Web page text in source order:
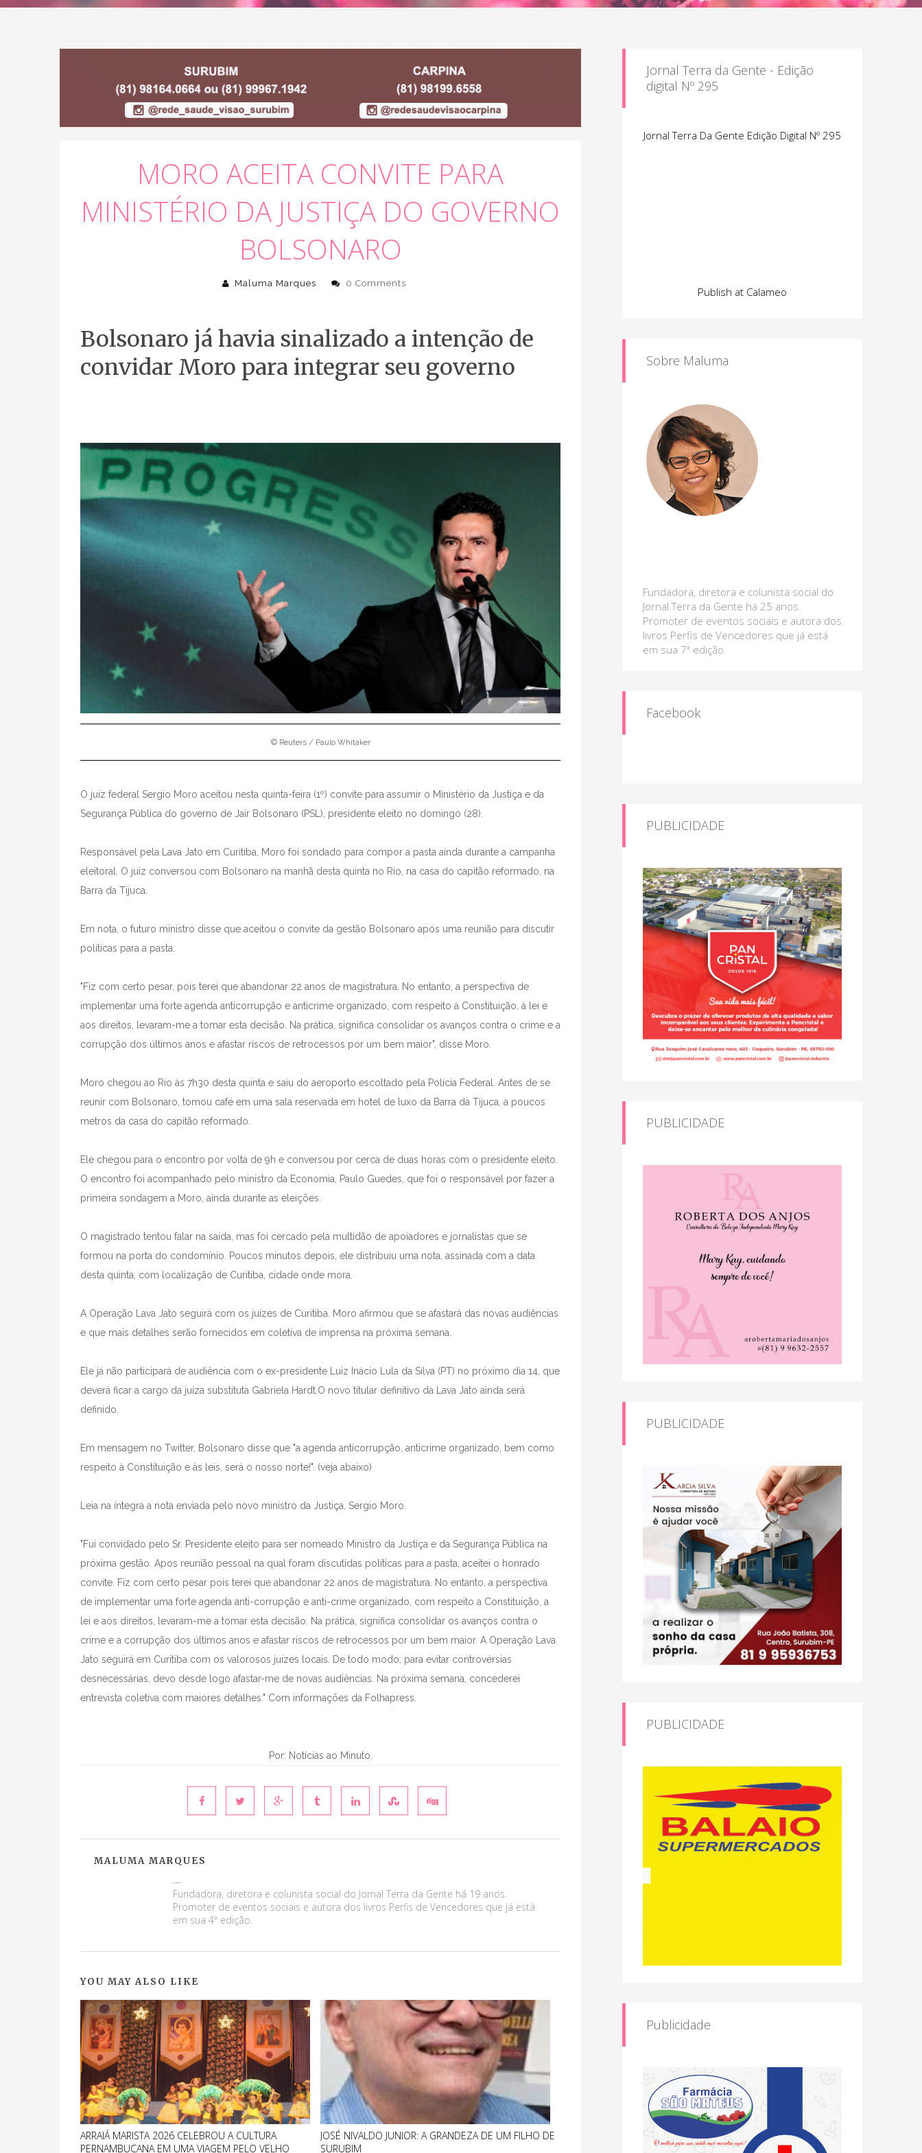
MORO ACEITA CONVITE PARA
MINISTÉRIO DA JUSTIÇA DO GOVERNO
BOLSONARO
Maluma Marques 0 Comments
Bolsonaro já havia sinalizado a intenção de
convidar Moro para integrar seu governo
© Reuters / Paulo Whitaker
O juiz federal Sergio Moro aceitou nesta quinta-feira (1º) convite para assumir o Ministério da Justiça e da
Segurança Pública do governo de Jair Bolsonaro (PSL), presidente eleito no domingo (28).
Responsável pela Lava Jato em Curitiba, Moro foi sondado para compor a pasta ainda durante a campanha
eleitoral. O juiz conversou com Bolsonaro na manhã desta quinta no Rio, na casa do capitão reformado, na
Barra da Tijuca.
Em nota, o futuro ministro disse que aceitou o convite da gestão Bolsonaro após uma reunião para discutir
políticas para a pasta.
"Fiz com certo pesar, pois terei que abandonar 22 anos de magistratura. No entanto, a perspectiva de
implementar uma forte agenda anticorrupção e anticrime organizado, com respeito à Constituição, à lei e
aos direitos, levaram-me a tomar esta decisão. Na prática, significa consolidar os avanços contra o crime e a
corrupção dos últimos anos e afastar riscos de retrocessos por um bem maior", disse Moro.
Moro chegou ao Rio às 7h30 desta quinta e saiu do aeroporto escoltado pela Polícia Federal. Antes de se
reunir com Bolsonaro, tomou café em uma sala reservada em hotel de luxo da Barra da Tijuca, a poucos
metros da casa do capitão reformado.
Ele chegou para o encontro por volta de 9h e conversou por cerca de duas horas com o presidente eleito.
O encontro foi acompanhado pelo ministro da Economia, Paulo Guedes, que foi o responsável por fazer a
primeira sondagem a Moro, ainda durante as eleições.
O magistrado tentou falar na saída, mas foi cercado pela multidão de apoiadores e jornalistas que se
formou na porta do condomínio. Poucos minutos depois, ele distribuiu uma nota, assinada com a data
desta quinta, com localização de Curitiba, cidade onde mora.
A Operação Lava Jato seguirá com os juízes de Curitiba. Moro afirmou que se afastará das novas audiências
e que mais detalhes serão fornecidos em coletiva de imprensa na próxima semana.
Ele já não participará de audiência com o ex-presidente Luiz Inácio Lula da Silva (PT) no próximo dia 14, que
deverá ficar a cargo da juíza substituta Gabriela Hardt.O novo titular definitivo da Lava Jato ainda será
definido.
Em mensagem no Twitter, Bolsonaro disse que "a agenda anticorrupção, anticrime organizado, bem como
respeito à Constituição e às leis, será o nosso norte!". (veja abaixo)
Leia na íntegra a nota enviada pelo novo ministro da Justiça, Sergio Moro.
"Fui convidado pelo Sr. Presidente eleito para ser nomeado Ministro da Justiça e da Segurança Pública na
próxima gestão. Apos reunião pessoal na qual foram discutidas políticas para a pasta, aceitei o honrado
convite. Fiz com certo pesar pois terei que abandonar 22 anos de magistratura. No entanto, a perspectiva
de implementar uma forte agenda anti-corrupção e anti-crime organizado, com respeito a Constituição, a
lei e aos direitos, levaram-me a tomar esta decisão. Na prática, significa consolidar os avanços contra o
crime e a corrupção dos últimos anos e afastar riscos de retrocessos por um bem maior. A Operação Lava
Jato seguirá em Curitiba com os valorosos juízes locais. De todo modo, para evitar controvérsias
desnecessárias, devo desde logo afastar-me de novas audiências. Na próxima semana, concederei
entrevista coletiva com maiores detalhes." Com informações da Folhapress.
Por: Notícias ao Minuto.
MALUMA MARQUES
Fundadora, diretora e colunista social do Jornal Terra da Gente há 19 anos.
Promoter de eventos sociais e autora dos livros Perfis de Vencedores que já está
em sua 4ª edição.
YOU MAY ALSO LIKE
ARRAIÁ MARISTA 2026 CELEBROU A CULTURA
PERNAMBUCANA EM UMA VIAGEM PELO VELHO
JOSÉ NIVALDO JUNIOR: A GRANDEZA DE UM FILHO DE
SURUBIM
Jornal Terra da Gente - Edição
digital Nº 295
Jornal Terra Da Gente Edição Digital Nº 295
Publish at Calameo
Sobre Maluma
Fundadora, diretora e colunista social do
Jornal Terra da Gente há 25 anos.
Promoter de eventos sociais e autora dos
livros Perfis de Vencedores que já está
em sua 7ª edição.
Facebook
PUBLICIDADE
PUBLICIDADE
PUBLICIDADE
PUBLICIDADE
Publicidade